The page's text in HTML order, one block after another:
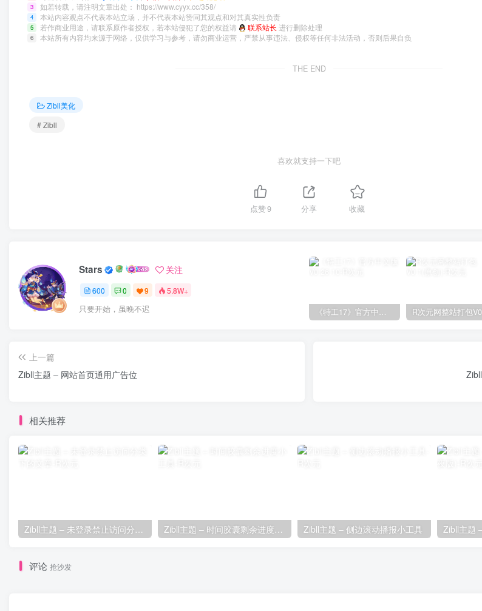
3 如若转载，请注明文章出处： https://www.cyyx.cc/358/
4 本站内容观点不代表本站立场，并不代表本站赞同其观点和对其真实性负责
5 若作商业用途，请联系原作者授权，若本站侵犯了您的权益请 联系站长 进行删除处理
6 本站所有内容均来源于网络，仅供学习与参考，请勿商业运营，严禁从事违法、侵权等任何非法活动，否则后果自负
THE END
Zibll美化
# Zibll
喜欢就支持一下吧
点赞9 分享 收藏
Stars 关注
600 0 9 5.8W+
只要开始，虽晚不迟 《特工17》官方中文版V0.26.10
上一篇
Zibll主题 – 网站首页通用广告位
相关推荐
Zibll主题 – 未登录禁止访问分类下的文章 Zibll主题 – 时间胶囊剩余进度小工具 Zibll主题 – 侧边滚动播报小工具
评论 抢沙发